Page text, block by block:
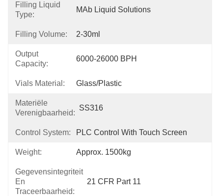
Filling Liquid
Type:
MAb Liquid Solutions
Filling Volume: 2-30ml
Output
Capacity:
6000-26000 BPH
Vials Material: Glass/Plastic
Materiële
Verenigbaarheid:
SS316
Control System: PLC Control With Touch Screen
Weight: Approx. 1500kg
Gegevensintegriteit
En
Traceerbaarheid:
21 CFR Part 11